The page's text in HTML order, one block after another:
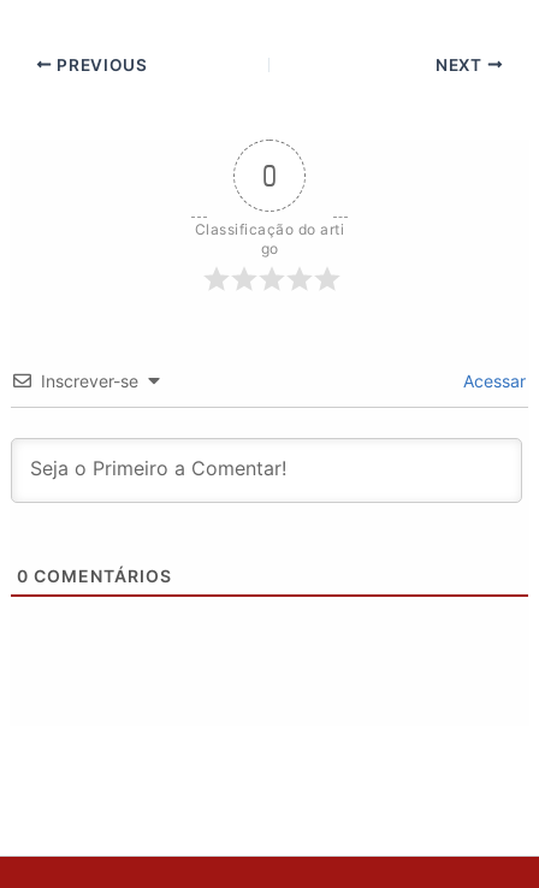
PREVIOUS NEXT
0
Classificação do arti
go
Inscrever-se Acessar
0 COMENTÁRIOS